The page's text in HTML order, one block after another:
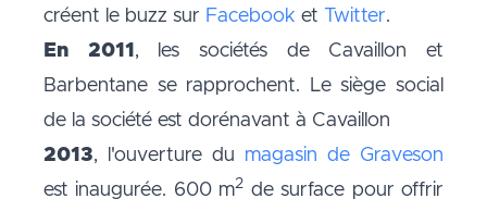
créent le buzz sur Facebook et Twitter.
En 2011 , les sociétés de Cavaillon et
Barbentane se rapprochent. Le siège social
de la société est dorénavant à Cavaillon
2013, l'ouverture du magasin de Graveson
est inaugurée. 600 m2 de surface pour offrir